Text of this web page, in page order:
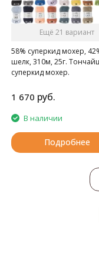
Ещё 21 вариант
58% суперкид мохер,
шелк, 310м, 25г.
суперкид мохер.
1 670 руб.
В наличии
Подробнее